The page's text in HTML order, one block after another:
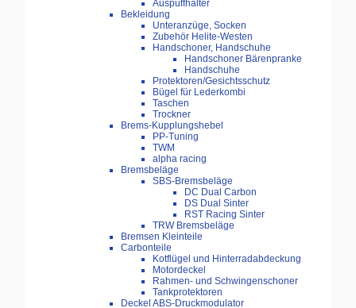
Auspuffhalter
Bekleidung
Unteranzüge, Socken
Zubehör Helite-Westen
Handschoner, Handschuhe
Handschoner Bärenpranke
Handschuhe
Protektoren/Gesichtsschutz
Bügel für Lederkombi
Taschen
Trockner
Brems-Kupplungshebel
PP-Tuning
TWM
alpha racing
Bremsbeläge
SBS-Bremsbeläge
DC Dual Carbon
DS Dual Sinter
RST Racing Sinter
TRW Bremsbeläge
Bremsen Kleinteile
Carbonteile
Kotflügel und Hinterradabdeckung
Motordeckel
Rahmen- und Schwingenschoner
Tankprotektoren
Deckel ABS-Druckmodulator